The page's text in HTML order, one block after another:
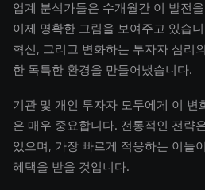
업계 분석가들은 수개월간 이 발전
이제 명확한 그림을 보여주고 있습
혁신, 그리고 변화하는 투자자 심리
한 독특한 환경을 만들어냈습니다.
기관 및 개인 투자자 모두에게 이 변
은 매우 중요합니다. 전통적인 전략
있으며, 가장 빠르게 적응하는 이들
혜택을 받을 것입니다.